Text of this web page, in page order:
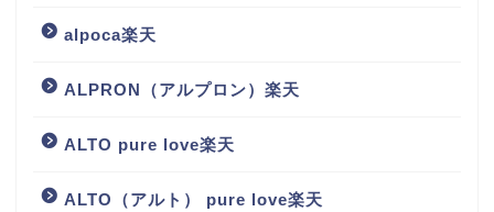
alpoca楽天
ALPRON（アルプロン）楽天
ALTO pure love楽天
ALTO（アルト） pure love楽天